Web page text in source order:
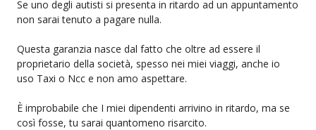
Se uno degli autisti si presenta in ritardo ad un appuntamento
non sarai tenuto a pagare nulla.
Questa garanzia nasce dal fatto che oltre ad essere il
proprietario della società, spesso nei miei viaggi, anche io
uso Taxi o Ncc e non amo aspettare.
È improbabile che I miei dipendenti arrivino in ritardo, ma se
così fosse, tu sarai quantomeno risarcito.